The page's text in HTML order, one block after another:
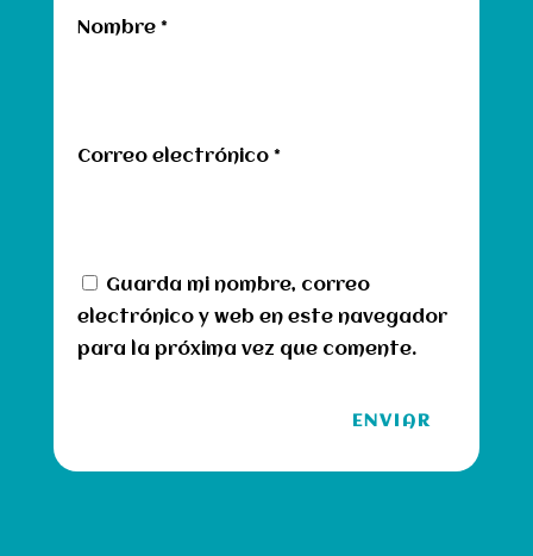
Nombre *
Correo electrónico *
Guarda mi nombre, correo
electrónico y web en este navegador
para la próxima vez que comente.
ENVIAR